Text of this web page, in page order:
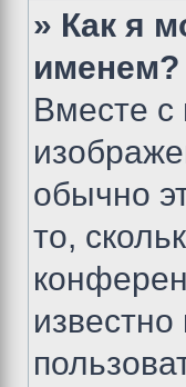
» Как я
именем?
Вместе с
обычно
то,